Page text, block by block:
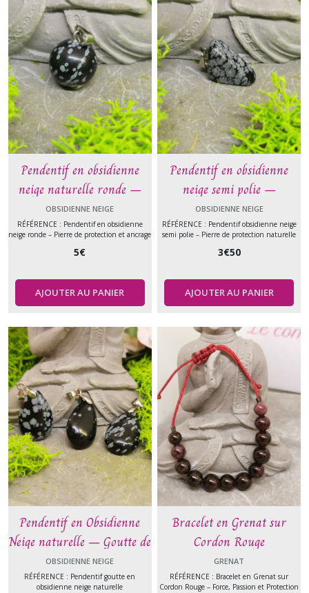
Pendentif en obsidienne
neige naturelle ronde –
Protection et équilibre –
Pierre naturelle
OBSIDIENNE NEIGE
RÉFÉRENCE : Pendentif en obsidienne
neige ronde – Pierre de protection et ancrage
5€
AJOUTER AU PANIER
Pendentif en obsidienne
neige semi polie –
Protection et équilibre
émotionnel – Pierre
naturelle
OBSIDIENNE NEIGE
RÉFÉRENCE : Pendentif obsidienne neige
semi polie – Pierre de protection naturelle
3€50
AJOUTER AU PANIER
Pendentif en Obsidienne
Neige naturelle – Goutte de
protection et d’équilibre –
Pierre naturelle
OBSIDIENNE NEIGE
RÉFÉRENCE : Pendentif goutte en
obsidienne neige naturelle
Bracelet en Grenat sur
Cordon Rouge
GRENAT
RÉFÉRENCE : Bracelet en Grenat sur
Cordon Rouge – Force, Passion et Protection